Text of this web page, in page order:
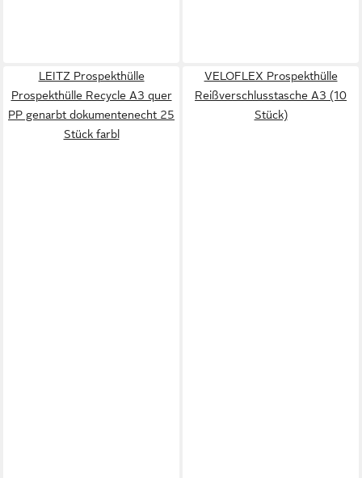
LEITZ Prospekthülle
Prospekthülle Recycle A3 quer
PP genarbt dokumentenecht 25
Stück farbl
VELOFLEX Prospekthülle
Reißverschlusstasche A3 (10
Stück)